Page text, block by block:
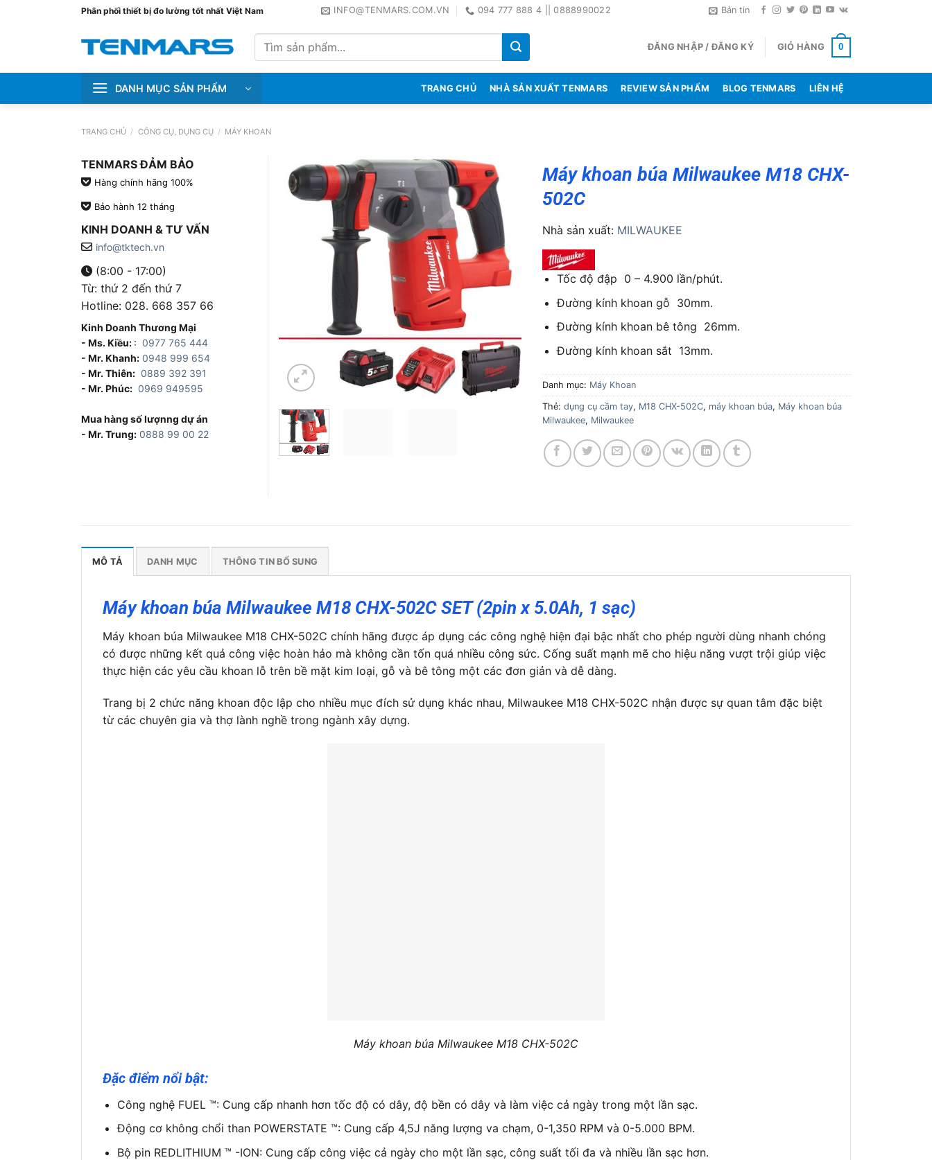
Phân phối thiết bị đo lường tốt nhất Việt Nam INFO@TENMARS.COM.VN 094 777 888 4 || 0888990022 Bản tin
kiếm:
ĐĂNG NHẬP / ĐĂNG KÝ GIỎ HÀNG 0
DANH MỤC SẢN PHẨM TRANG CHỦ NHÀ SẢN XUẤT TENMARS REVIEW SẢN PHẨM BLOG TENMARS LIÊN HỆ
TRANG CHỦ / CÔNG CỤ, DỤNG CỤ / MÁY KHOAN
Máy khoan búa Milwaukee M18 CHX-
502C
Nhà sản xuất: MILWAUKEE
Tốc độ đập 0 – 4.900 lần/phút.
Đường kính khoan gỗ 30mm.
Đường kính khoan bê tông 26mm.
Đường kính khoan sắt 13mm.
Danh mục: Máy Khoan
Thẻ: dụng cụ cầm tay, M18 CHX-502C, máy khoan búa, Máy khoan búa
Milwaukee, Milwaukee
TENMARS ĐẢM BẢO
Hàng chính hãng 100%
Bảo hành 12 tháng
KINH DOANH & TƯ VẤN
info@tktech.vn
(8:00 - 17:00)
Từ: thứ 2 đến thứ 7
Hotline: 028. 668 357 66
Kinh Doanh Thương Mại
- Ms. Kiều: : 0977 765 444
- Mr. Khanh: 0948 999 654
- Mr. Thiên: 0889 392 391
- Mr. Phúc: 0969 949595
Mua hàng số lượnng dự án
- Mr. Trung: 0888 99 00 22
MÔ TẢ DANH MỤC THÔNG TIN BỔ SUNG
Máy khoan búa Milwaukee M18 CHX-502C SET (2pin x 5.0Ah, 1 sạc)
Máy khoan búa Milwaukee M18 CHX-502C chính hãng được áp dụng các công nghệ hiện đại bậc nhất cho phép người dùng nhanh chóng
có được những kết quả công việc hoàn hảo mà không cần tốn quá nhiều công sức. Cống suất mạnh mẽ cho hiệu năng vượt trội giúp việc
thực hiện các yêu cầu khoan lỗ trên bề mặt kim loại, gỗ và bê tông một các đơn giản và dễ dàng.
Trang bị 2 chức năng khoan độc lập cho nhiều mục đích sử dụng khác nhau, Milwaukee M18 CHX-502C nhận được sự quan tâm đặc biệt
từ các chuyên gia và thợ lành nghề trong ngành xây dựng.
Máy khoan búa Milwaukee M18 CHX-502C
Đặc điểm nổi bật:
Công nghệ FUEL ™: Cung cấp nhanh hơn tốc độ có dây, độ bền có dây và làm việc cả ngày trong một lần sạc.
Động cơ không chổi than POWERSTATE ™: Cung cấp 4,5J năng lượng va chạm, 0-1,350 RPM và 0-5.000 BPM.
Bộ pin REDLITHIUM ™ -ION: Cung cấp công việc cả ngày cho một lần sạc, công suất tối đa và nhiều lần sạc hơn.